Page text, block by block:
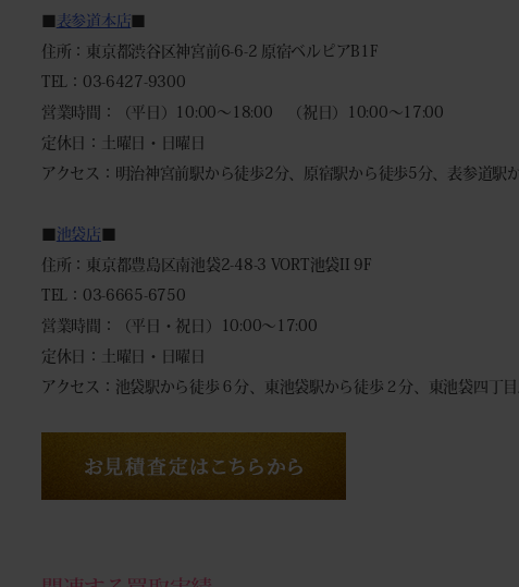
表参道本店
住所：東京都渋谷区神宮前6-6-2 原宿ベルピアB1F
TEL：03-6427-9300
営業時間：（平日）10:00～18:00 （祝日）10:00～17:00
定休日：土曜日・日曜日
アクセス：明治神宮前駅から徒歩2分、原宿駅から徒歩5分、表参道駅
池袋店
住所：東京都豊島区南池袋2-48-3 VORT池袋II 9F
TEL：03-6665-6750
営業時間：（平日・祝日）10:00～17:00
定休日：土曜日・日曜日
アクセス：池袋駅から徒歩６分、東池袋駅から徒歩２分、東池袋四丁